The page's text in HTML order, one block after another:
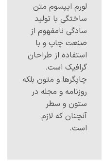
لورم ایپسوم متن
ساختگی با تولید
سادگی نامفهوم از
صنعت چاپ و با
استفاده از طراحان
گرافیک است.
چاپگرها و متون بلکه
روزنامه و مجله در
ستون و سطر
آنچنان که لازم
است.